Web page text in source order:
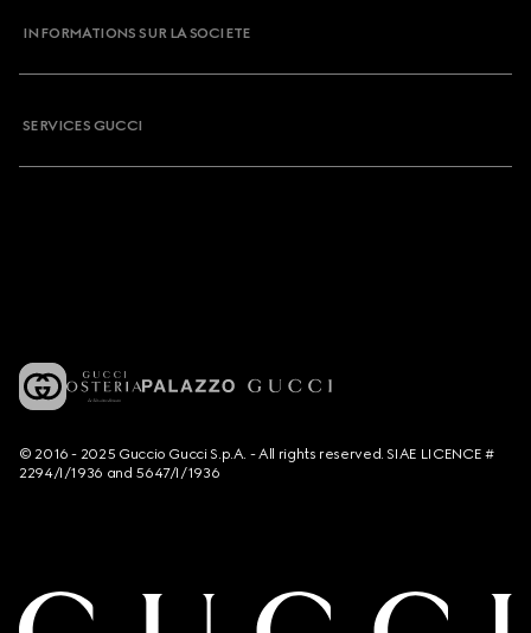
INFORMATIONS SUR LA SOCIETE
SERVICES GUCCI
© 2016 - 2025 Guccio Gucci S.p.A. - All rights reserved. SIAE LICENCE #
2294/I/1936 and 5647/I/1936